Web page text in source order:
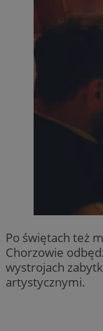
Po świętach też
Chorzowie
wystrojach
artystycznymi.